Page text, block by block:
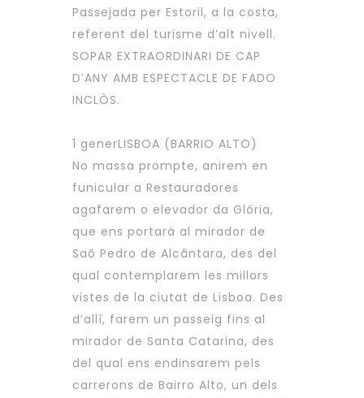
Passejada per Estoril, a la costa,
referent del turisme d’alt nivell.
SOPAR EXTRAORDINARI DE CAP
D’ANY AMB ESPECTACLE DE FADO
INCLÒS.
1 generLISBOA (BARRIO ALTO)
No massa prompte, anirem en
funicular a Restauradores
agafarem o elevador da Glória,
que ens portarà al mirador de
Saõ Pedro de Alcântara, des del
qual contemplarem les millors
vistes de la ciutat de Lisboa. Des
d’allí, farem un passeig fins al
mirador de Santa Catarina, des
del qual ens endinsarem pels
carrerons de Bairro Alto, un dels